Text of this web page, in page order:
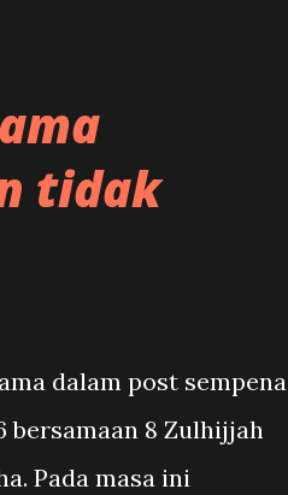
tidak
dalam post sempena
bersamaan 8 Zulhijjah
Pada masa ini